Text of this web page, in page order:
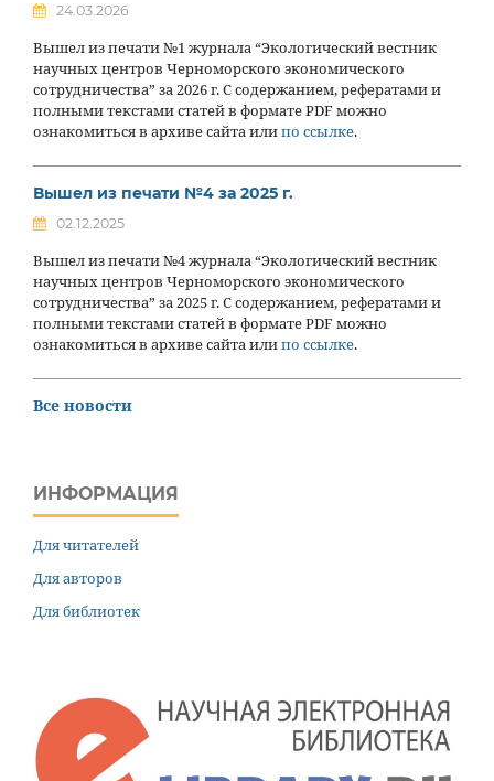
24.03.2026
Вышел из печати №1 журнала “Экологический вестник
научных центров Черноморского экономического
сотрудничества” за 2026 г. С содержанием, рефератами и
полными текстами статей в формате PDF можно
ознакомиться в архиве сайта илипо ссылке.
Вышел из печати №4 за 2025 г.
02.12.2025
Вышел из печати №4 журнала “Экологический вестник
научных центров Черноморского экономического
сотрудничества” за 2025 г. С содержанием, рефератами и
полными текстами статей в формате PDF можно
ознакомиться в архиве сайта илипо ссылке.
Все новости
ИНФОРМАЦИЯ
Для читателей
Для авторов
Для библиотек